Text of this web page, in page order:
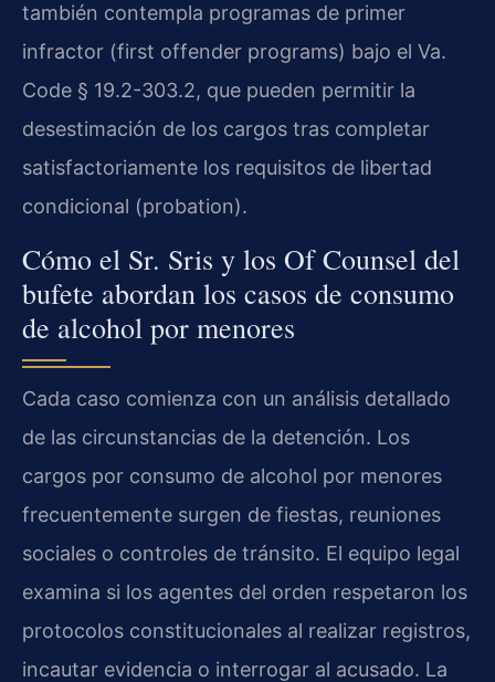
también contempla programas de primer
infractor (first offender programs) bajo el Va.
Code § 19.2-303.2, que pueden permitir la
desestimación de los cargos tras completar
satisfactoriamente los requisitos de libertad
condicional (probation).
Cómo el Sr. Sris y los Of Counsel del
bufete abordan los casos de consumo
de alcohol por menores
Cada caso comienza con un análisis detallado
de las circunstancias de la detención. Los
cargos por consumo de alcohol por menores
frecuentemente surgen de fiestas, reuniones
sociales o controles de tránsito. El equipo legal
examina si los agentes del orden respetaron los
protocolos constitucionales al realizar registros,
incautar evidencia o interrogar al acusado. La